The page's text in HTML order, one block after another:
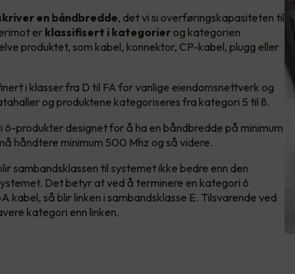
en båndbredde, det vi si overføringskapasiteten til
er klassifisert i kategorier og kategorien
produktet, som kabel, konnektor, CP-kabel, plugg eller
i klasser fra D til FA for vanlige eiendomsnettverk og
og produktene kategoriseres fra kategori 5 til 8.
6-produkter designet for å ha en båndbredde på minimum
håndtere minimum 500 Mhz og så videre.
sambandsklassen til systemet ikke bedre enn den
Det betyr at ved å terminere en kategori 6
kabel, så blir linken i sambandsklasse E. Tilsvarende ved
kategori enn linken.